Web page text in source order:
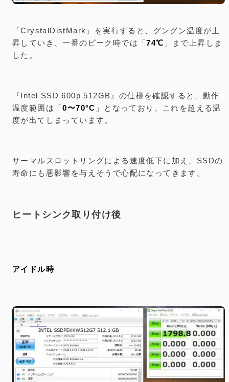
「CrystalDistMark」を実行すると、グングン温度が上
昇していき、一番のピーク時では「74℃ 」まで上昇しま
した。
『Intel SSD 600p 512GB』の仕様を確認すると、動作
温度範囲は「0〜70°C 」となっており、これを超える温
度が出てしまっています。
サーマルスロットリングによる速度低下に加え、SSDの
寿命にも悪影響を与えそうで心配になってきます。
ヒートシンク取り付け後
アイドル時